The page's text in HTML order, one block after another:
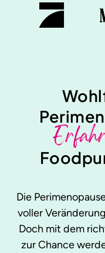
Die
voller
Doch mit dem
zur Chance